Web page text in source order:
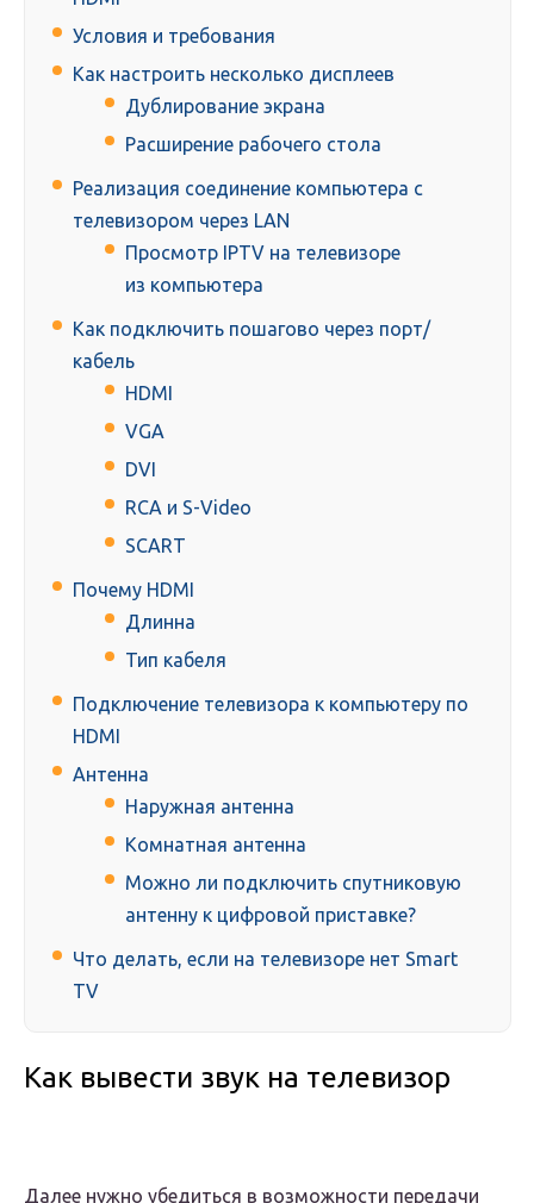
Условия и требования
Как настроить несколько дисплеев
Дублирование экрана
Расширение рабочего стола
Реализация соединение компьютера с
телевизором через LAN
Просмотр IPTV на телевизоре
из компьютера
Как подключить пошагово через порт/
кабель
HDMI
VGA
DVI
RCA и S-Video
SCART
Почему HDMI
Длинна
Тип кабеля
Подключение телевизора к компьютеру по
HDMI
Антенна
Наружная антенна
Комнатная антенна
Можно ли подключить спутниковую
антенну к цифровой приставке?
Что делать, если на телевизоре нет Smart
TV
Как вывести звук на телевизор
Далее нужно убедиться в возможности передачи